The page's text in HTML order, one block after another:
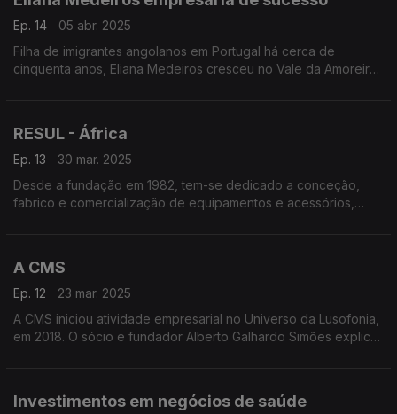
Ep. 14
05 abr. 2025
Filha de imigrantes angolanos em Portugal há cerca de
cinquenta anos, Eliana Medeiros cresceu no Vale da Amoreira
RESUL - África
Ep. 13
30 mar. 2025
Desde a fundação em 1982, tem-se dedicado a conceção,
fabrico e comercialização de equipamentos e acessórios,
A CMS
Ep. 12
23 mar. 2025
A CMS iniciou atividade empresarial no Universo da Lusofonia,
em 2018. O sócio e fundador Alberto Galhardo Simões explica
Investimentos em negócios de saúde